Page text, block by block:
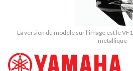
La version du modèle sur l'image est le
métallique